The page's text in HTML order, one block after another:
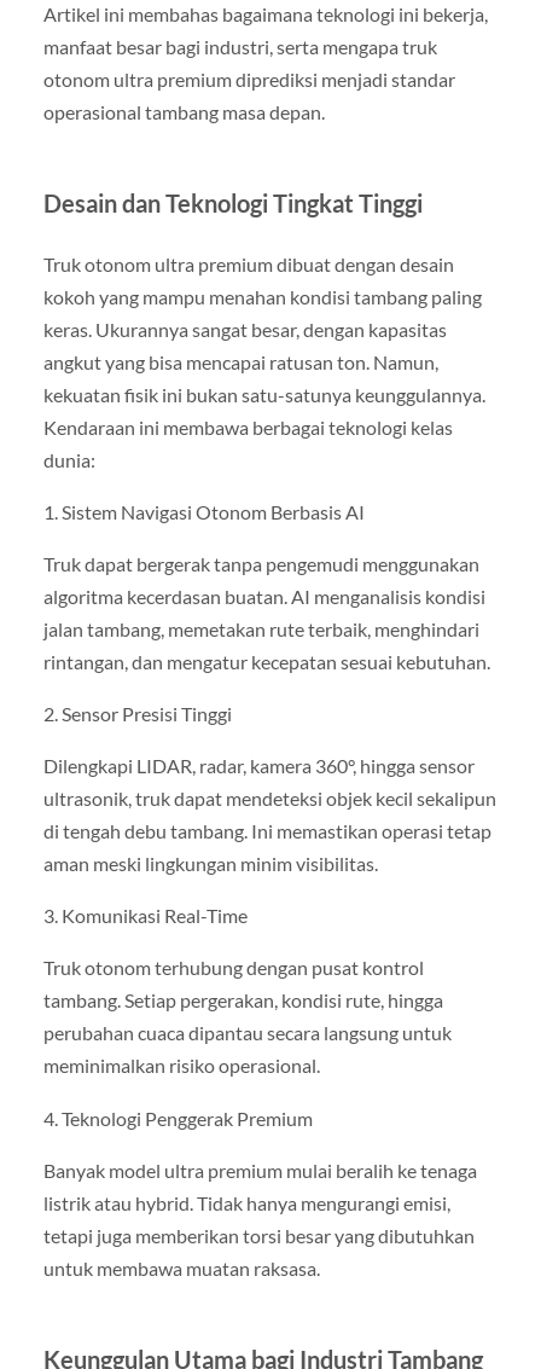
Artikel ini membahas bagaimana teknologi ini bekerja,
manfaat besar bagi industri, serta mengapa truk
otonom ultra premium diprediksi menjadi standar
operasional tambang masa depan.
Desain dan Teknologi Tingkat Tinggi
Truk otonom ultra premium dibuat dengan desain
kokoh yang mampu menahan kondisi tambang paling
keras. Ukurannya sangat besar, dengan kapasitas
angkut yang bisa mencapai ratusan ton. Namun,
kekuatan fisik ini bukan satu-satunya keunggulannya.
Kendaraan ini membawa berbagai teknologi kelas
dunia:
1. Sistem Navigasi Otonom Berbasis AI
Truk dapat bergerak tanpa pengemudi menggunakan
algoritma kecerdasan buatan. AI menganalisis kondisi
jalan tambang, memetakan rute terbaik, menghindari
rintangan, dan mengatur kecepatan sesuai kebutuhan.
2. Sensor Presisi Tinggi
Dilengkapi LIDAR, radar, kamera 360°, hingga sensor
ultrasonik, truk dapat mendeteksi objek kecil sekalipun
di tengah debu tambang. Ini memastikan operasi tetap
aman meski lingkungan minim visibilitas.
3. Komunikasi Real-Time
Truk otonom terhubung dengan pusat kontrol
tambang. Setiap pergerakan, kondisi rute, hingga
perubahan cuaca dipantau secara langsung untuk
meminimalkan risiko operasional.
4. Teknologi Penggerak Premium
Banyak model ultra premium mulai beralih ke tenaga
listrik atau hybrid. Tidak hanya mengurangi emisi,
tetapi juga memberikan torsi besar yang dibutuhkan
untuk membawa muatan raksasa.
Keunggulan Utama bagi Industri Tambang